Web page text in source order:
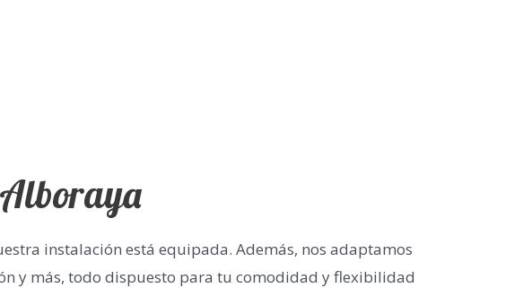
instalación está equipada. Además, nos adaptamos
y más, todo dispuesto para tu comodidad y flexibilidad